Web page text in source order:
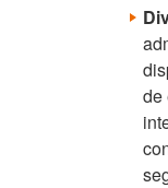
de